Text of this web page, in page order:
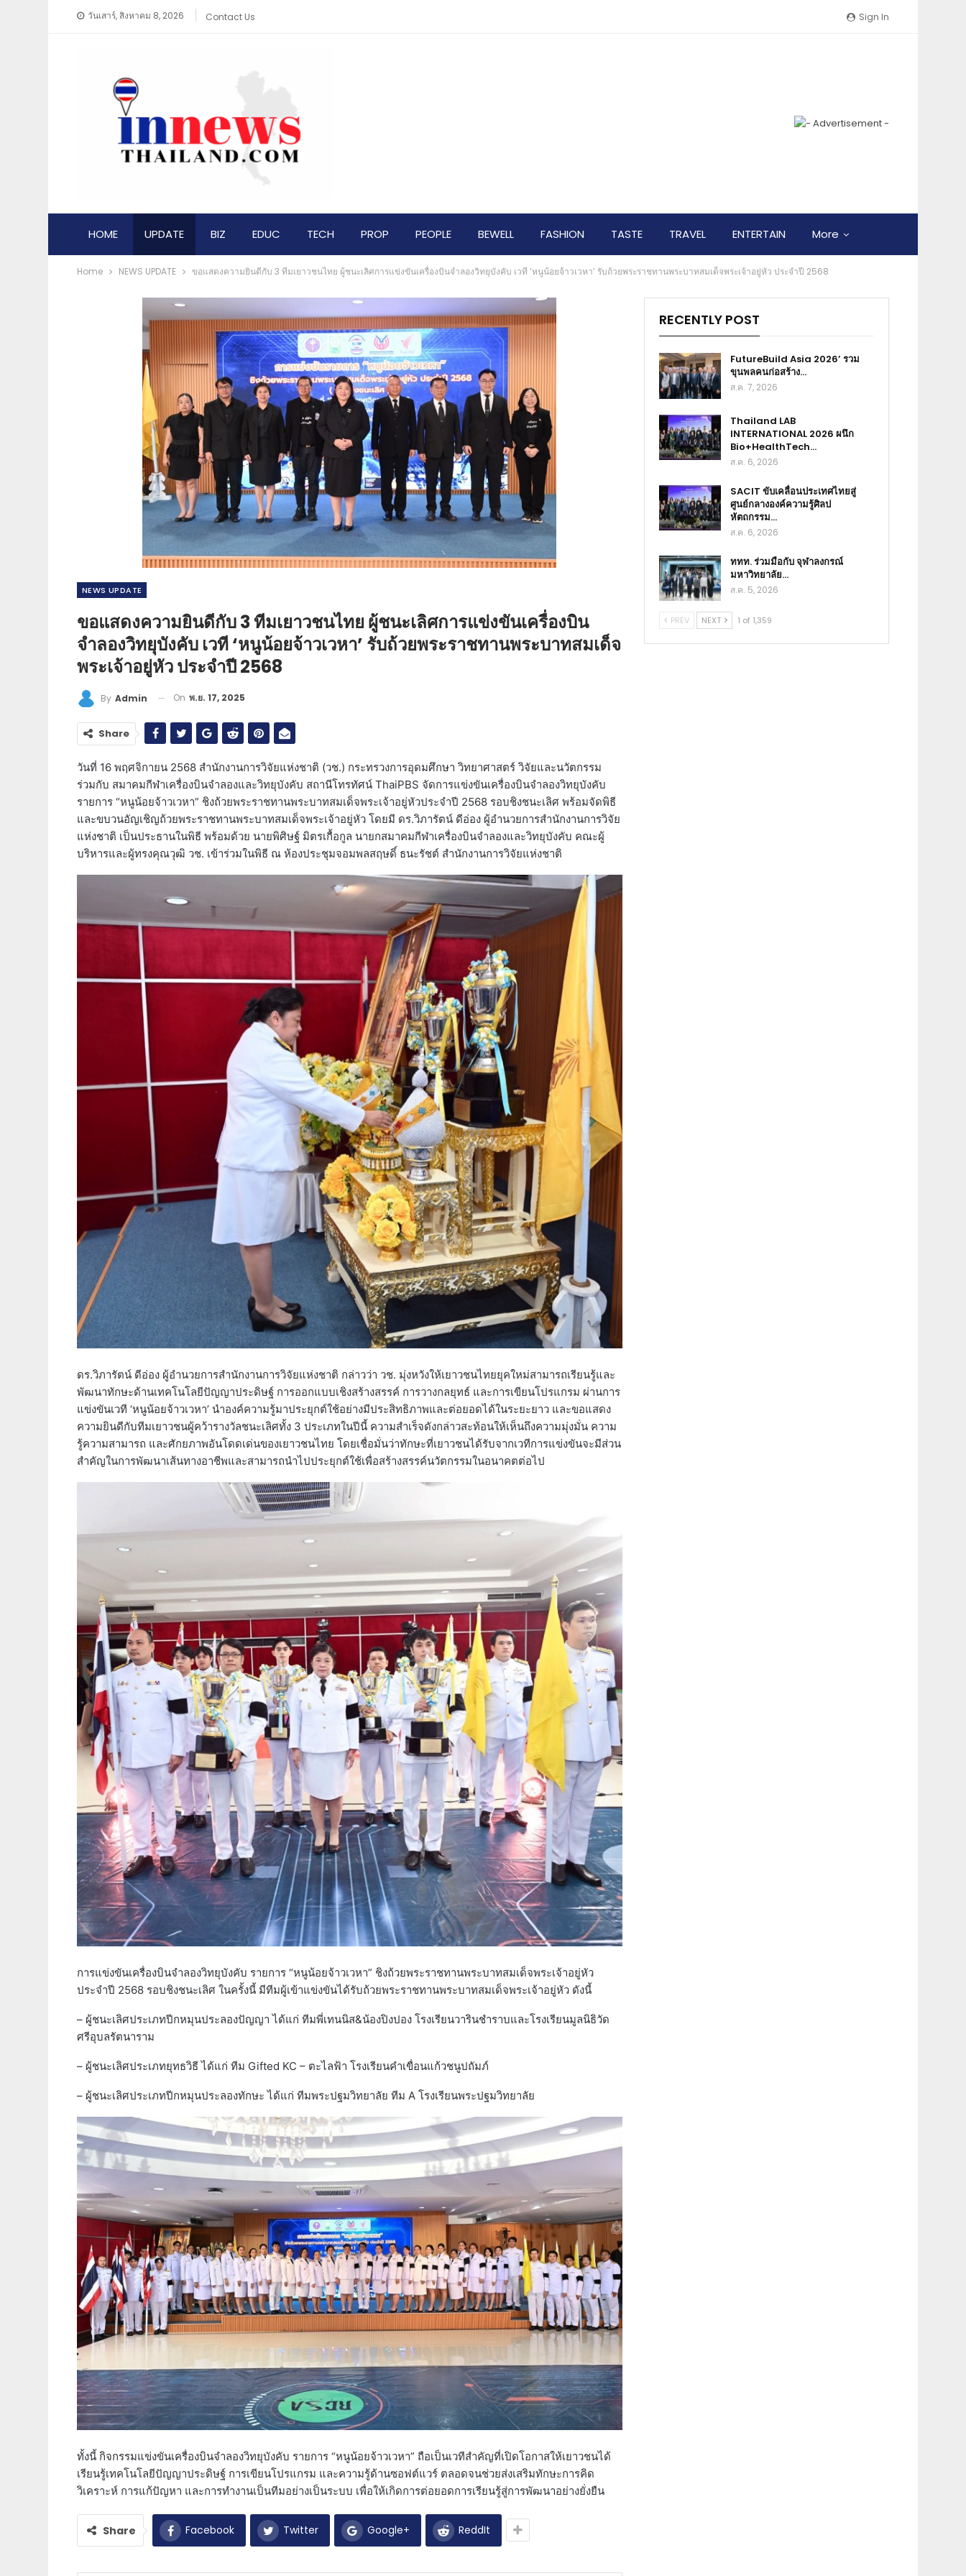
Sign In
วันเสาร์, สิงหาคม 8, 2026 Contact Us
HOME UPDATE BIZ EDUC TECH PROP PEOPLE BEWELL FASHION TASTE TRAVEL ENTERTAIN More
Home NEWS​ UPDATE ขอแสดงความยินดีกับ 3 ทีมเยาวชนไทย ผู้ชนะเลิศการแข่งขันเครื่องบินจำลองวิทยุบังคับ เวที ‘หนูน้อยจ้าวเวหา’ รับถ้วยพระราชทานพระบาทสมเด็จพระเจ้าอยู่หัว ประจำปี 2568
NEWS​ UPDATE
ขอแสดงความยินดีกับ 3 ทีมเยาวชนไทย ผู้ชนะเลิศการแข่งขันเครื่องบิน
จำลองวิทยุบังคับ เวที ‘หนูน้อยจ้าวเวหา’ รับถ้วยพระราชทานพระบาทสมเด็จ
พระเจ้าอยู่หัว ประจำปี 2568
By Admin On พ.ย. 17, 2025
Share
วันที่ 16 พฤศจิกายน 2568 สำนักงานการวิจัยแห่งชาติ (วช.) กระทรวงการอุดมศึกษา วิทยาศาสตร์ วิจัยและนวัตกรรม
ร่วมกับ สมาคมกีฬาเครื่องบินจำลองและวิทยุบังคับ สถานีโทรทัศน์ ThaiPBS จัดการแข่งขันเครื่องบินจำลองวิทยุบังคับ
รายการ “หนูน้อยจ้าวเวหา” ชิงถ้วยพระราชทานพระบาทสมเด็จพระเจ้าอยู่หัวประจำปี 2568 รอบชิงชนะเลิศ พร้อมจัดพิธี
และขบวนอัญเชิญถ้วยพระราชทานพระบาทสมเด็จพระเจ้าอยู่หัว โดยมี ดร.วิภารัตน์ ดีอ่อง ผู้อำนวยการสำนักงานการวิจัย
แห่งชาติ เป็นประธานในพิธี พร้อมด้วย นายพิศิษฐ์ มิตรเกื้อกูล นายกสมาคมกีฬาเครื่องบินจำลองและวิทยุบังคับ คณะผู้
บริหารและผู้ทรงคุณวุฒิ วช. เข้าร่วมในพิธี ณ ห้องประชุมจอมพลสฤษดิ์ ธนะรัชต์ สำนักงานการวิจัยแห่งชาติ
ดร.วิภารัตน์ ดีอ่อง ผู้อำนวยการสำนักงานการวิจัยแห่งชาติ กล่าวว่า วช. มุ่งหวังให้เยาวชนไทยยุคใหม่สามารถเรียนรู้และ
พัฒนาทักษะด้านเทคโนโลยีปัญญาประดิษฐ์ การออกแบบเชิงสร้างสรรค์ การวางกลยุทธ์ และการเขียนโปรแกรม ผ่านการ
แข่งขันเวที ‘หนูน้อยจ้าวเวหา’ นำองค์ความรู้มาประยุกต์ใช้อย่างมีประสิทธิภาพและต่อยอดได้ในระยะยาว และขอแสดง
ความยินดีกับทีมเยาวชนผู้คว้ารางวัลชนะเลิศทั้ง 3 ประเภทในปีนี้ ความสำเร็จดังกล่าวสะท้อนให้เห็นถึงความมุ่งมั่น ความ
รู้ความสามารถ และศักยภาพอันโดดเด่นของเยาวชนไทย โดยเชื่อมั่นว่าทักษะที่เยาวชนได้รับจากเวทีการแข่งขันจะมีส่วน
สำคัญในการพัฒนาเส้นทางอาชีพและสามารถนำไปประยุกต์ใช้เพื่อสร้างสรรค์นวัตกรรมในอนาคตต่อไป
การแข่งขันเครื่องบินจำลองวิทยุบังคับ รายการ “หนูน้อยจ้าวเวหา” ชิงถ้วยพระราชทานพระบาทสมเด็จพระเจ้าอยู่หัว
ประจำปี 2568 รอบชิงชนะเลิศ ในครั้งนี้ มีทีมผู้เข้าแข่งขันได้รับถ้วยพระราชทานพระบาทสมเด็จพระเจ้าอยู่หัว ดังนี้
– ผู้ชนะเลิศประเภทปีกหมุนประลองปัญญา ได้แก่ ทีมพี่เทนนิส&น้องปิงปอง โรงเรียนวารินชำราบและโรงเรียนมูลนิธิวัด
ศรีอุบลรัตนาราม
– ผู้ชนะเลิศประเภทยุทธวิธี ได้แก่ ทีม Gifted KC – ตะไลฟ้า โรงเรียนคำเขื่อนแก้วชนูปถัมภ์
– ผู้ชนะเลิศประเภทปีกหมุนประลองทักษะ ได้แก่ ทีมพระปฐมวิทยาลัย ทีม A โรงเรียนพระปฐมวิทยาลัย
ทั้งนี้ กิจกรรมแข่งขันเครื่องบินจำลองวิทยุบังคับ รายการ “หนูน้อยจ้าวเวหา” ถือเป็นเวทีสำคัญที่เปิดโอกาสให้เยาวชนได้
เรียนรู้เทคโนโลยีปัญญาประดิษฐ์ การเขียนโปรแกรม และความรู้ด้านซอฟต์แวร์ ตลอดจนช่วยส่งเสริมทักษะการคิด
วิเคราะห์ การแก้ปัญหา และการทำงานเป็นทีมอย่างเป็นระบบ เพื่อให้เกิดการต่อยอดการเรียนรู้สู่การพัฒนาอย่างยั่งยืน
Share Facebook Twitter Google+ ReddIt
RECENTLY POST
FutureBuild Asia 2026’ รวม
ขุนพลคนก่อสร้าง…
ส.ค. 7, 2026
Thailand LAB
INTERNATIONAL 2026 ผนึก
Bio+HealthTech…
ส.ค. 6, 2026
SACIT ขับเคลื่อนประเทศไทยสู่
ศูนย์กลางองค์ความรู้ศิลป
หัตถกรรม…
ส.ค. 6, 2026
ททท. ร่วมมือกับ จุฬาลงกรณ์
มหาวิทยาลัย…
ส.ค. 5, 2026
PREV NEXT 1 of 1,359